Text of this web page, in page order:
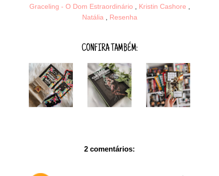
Graceling - O Dom Estraordinário
Kristin Cashore
Natália
Resenha
CONFIRA TAMBÉM:
2 comentários: